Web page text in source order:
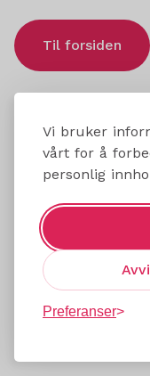
Vi bruker
vårt for å
personlig
Preferanser
Til forsiden